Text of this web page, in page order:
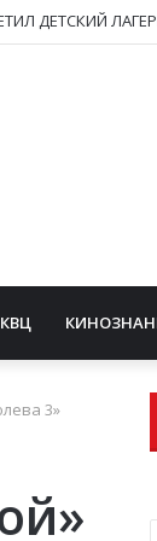
ДЕТСКИЙ
3»